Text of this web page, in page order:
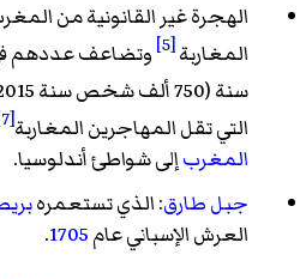
الهجرة غير القانونية من
المغاربة[5]
سنة (750 ألف شخص سنة 2015)
التي تقل المهاجرين المغاربة[7]
المغربإلى شواطئ أندلوسيا.
جبل طارق: الذي تستعمره
العرش الإسباني عام1705
.